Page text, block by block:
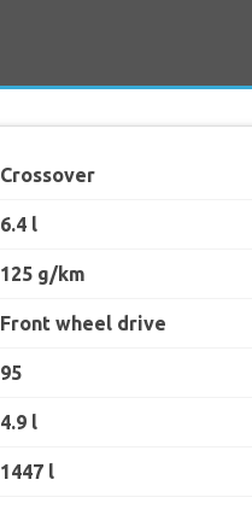
Crossover
6.4 l
125 g/km
Front wheel drive
95
4.9 l
1447 l